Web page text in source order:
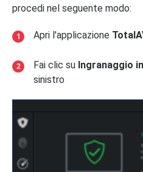
procedi nel seguente modo:
Apri l'applicazione
Fai clic su Ingranaggio
sinistro